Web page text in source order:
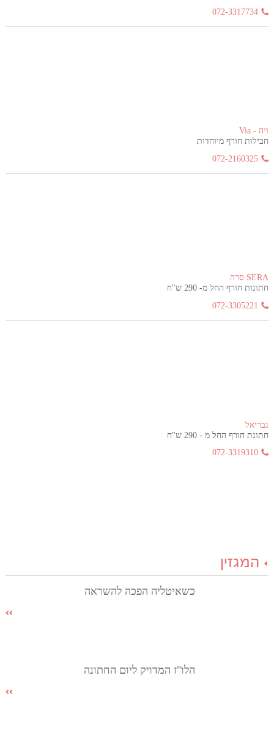
072-3317734
ויה - Via
חבילות חורף מיוחדות
072-2160325
SERA סרה
חתונות חורף החל מ- 290 ש"ח
072-3305221
גבריאל
חתונת חורף החל מ - 290 ש"ח
072-3319310
המגזין
כשאיטליה הפכה להשראה
הלו"ז המדויק ליום החתונה